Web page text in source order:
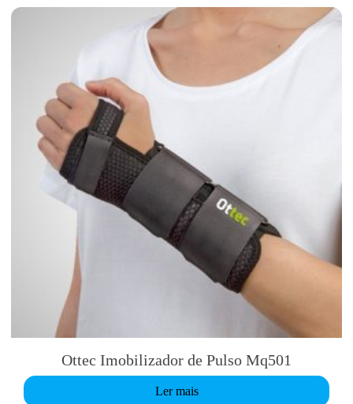
Ottec Imobilizador de Pulso Mq501
Ler mais